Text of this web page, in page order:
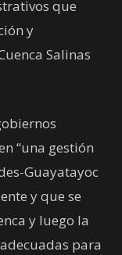
que
y
Salinas
“una gestión
Guayatayoc
y que se
y luego la
para